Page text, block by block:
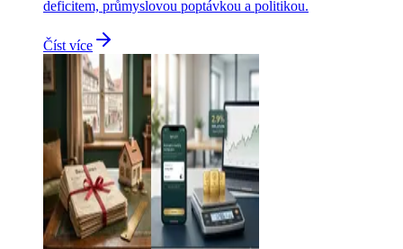
deficitem, průmyslovou poptávkou a politikou.
Číst více